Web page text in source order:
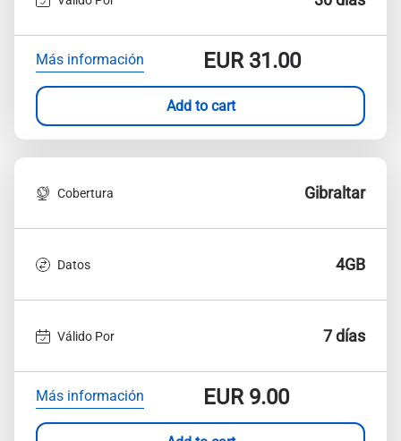
Más información EUR31.00
Add to cart
Cobertura Gibraltar
Datos 4GB
Válido Por 7 días
Más información EUR9.00